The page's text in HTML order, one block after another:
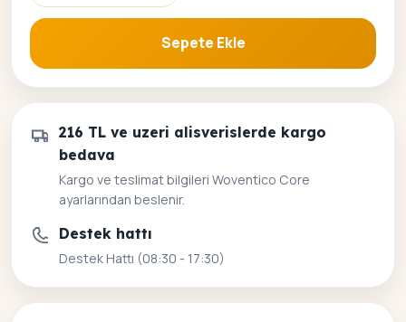
Sepete Ekle
216 TL ve uzeri alisverislerde kargo
bedava
Kargo ve teslimat bilgileri Woventico Core
ayarlarından beslenir.
Destek hattı
Destek Hattı (08:30 - 17:30)